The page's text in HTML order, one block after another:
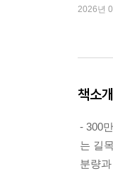
2026년
책소개
- 300
는 길
분량